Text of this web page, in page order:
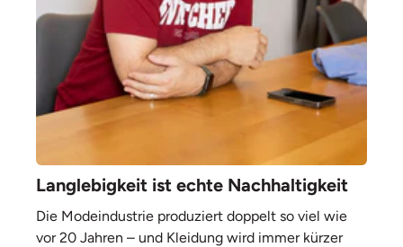
Langlebigkeit ist echte Nachhaltigkeit
Die Modeindustrie produziert doppelt so viel wie
vor 20 Jahren – und Kleidung wird immer kürzer